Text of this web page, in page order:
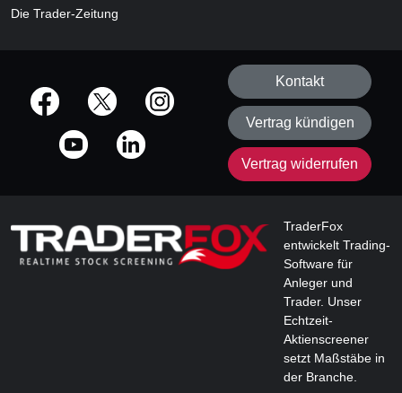
Die Trader-Zeitung
offizielle Social Media-Accounts
Kontakt
Vertrag kündigen
Vertrag widerrufen
TraderFox
entwickelt Trading-
Software für
Anleger und
Trader. Unser
Echtzeit-
Aktienscreener
setzt Maßstäbe in
der Branche.